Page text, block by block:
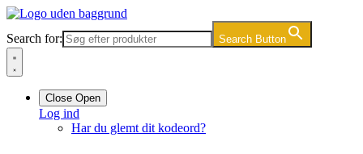
Videre
indhold
Search for: Search Button
Close Open
Log ind
Har du glemt dit kodeord?